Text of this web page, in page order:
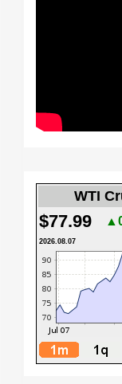
WTI
$77.99
2026.08.07